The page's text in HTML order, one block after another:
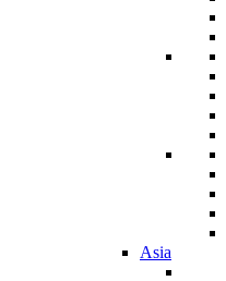
Asia